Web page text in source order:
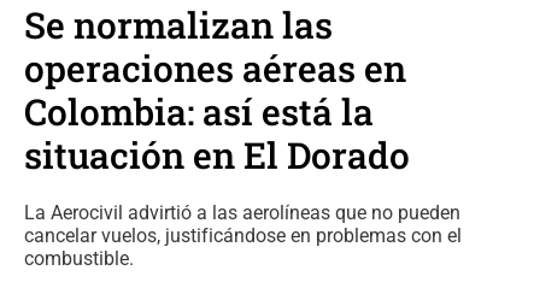
Se normalizan las
operaciones aéreas en
Colombia: así está la
situación en El Dorado
La Aerocivil advirtió a las aerolíneas que no pueden
cancelar vuelos, justificándose en problemas con el
combustible.